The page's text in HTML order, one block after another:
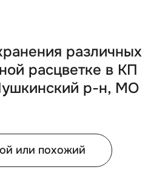
различных
расцветке в КП
р-н, МО
или похожий